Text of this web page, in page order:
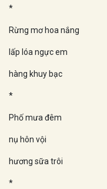
*
Rừng mơ hoa nắng
lấp lóa ngực em
hàng khuy bạc
*
Phố mưa đêm
nụ hôn vội
hương sữa trôi
*